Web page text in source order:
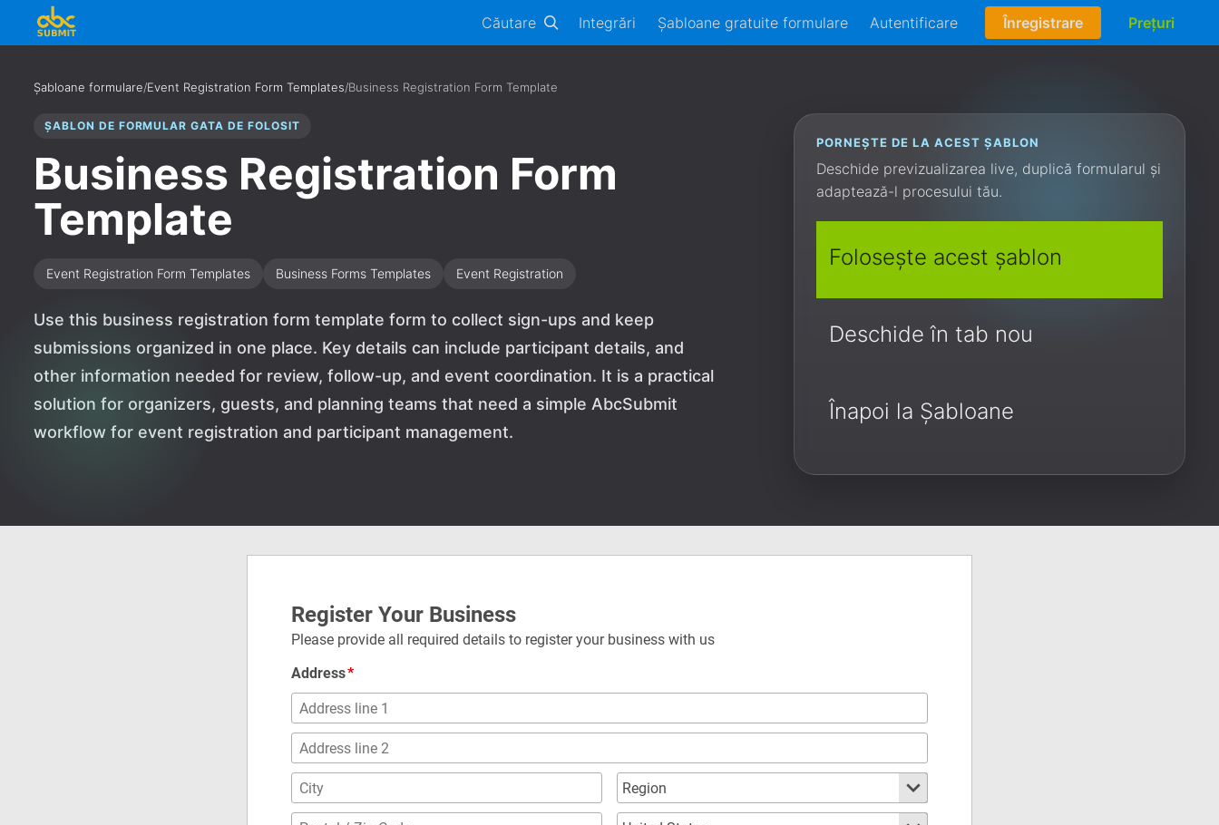
Căutare Integrări Șabloane gratuite formulare Autentificare Înregistrare Prețuri
Șabloane formulare/Event Registration Form Templates/Business Registration Form Template
ȘABLON DE FORMULAR GATA DE FOLOSIT
Business Registration Form
Template
Event Registration Form Templates Business Forms Templates Event Registration
Use this business registration form template form to collect sign-ups and keep
submissions organized in one place. Key details can include participant details, and
other information needed for review, follow-up, and event coordination. It is a practical
solution for organizers, guests, and planning teams that need a simple AbcSubmit
workflow for event registration and participant management.
PORNEȘTE DE LA ACEST ȘABLON
Deschide previzualizarea live, duplică formularul și
adaptează-l procesului tău.
Folosește acest șablon
Deschide în tab nou
Înapoi la Șabloane